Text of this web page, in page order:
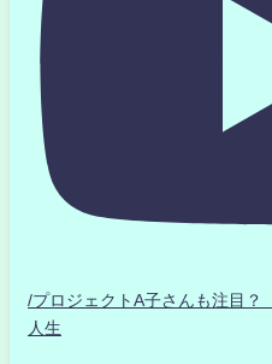
/プロジェクトA子さんも注目
人生